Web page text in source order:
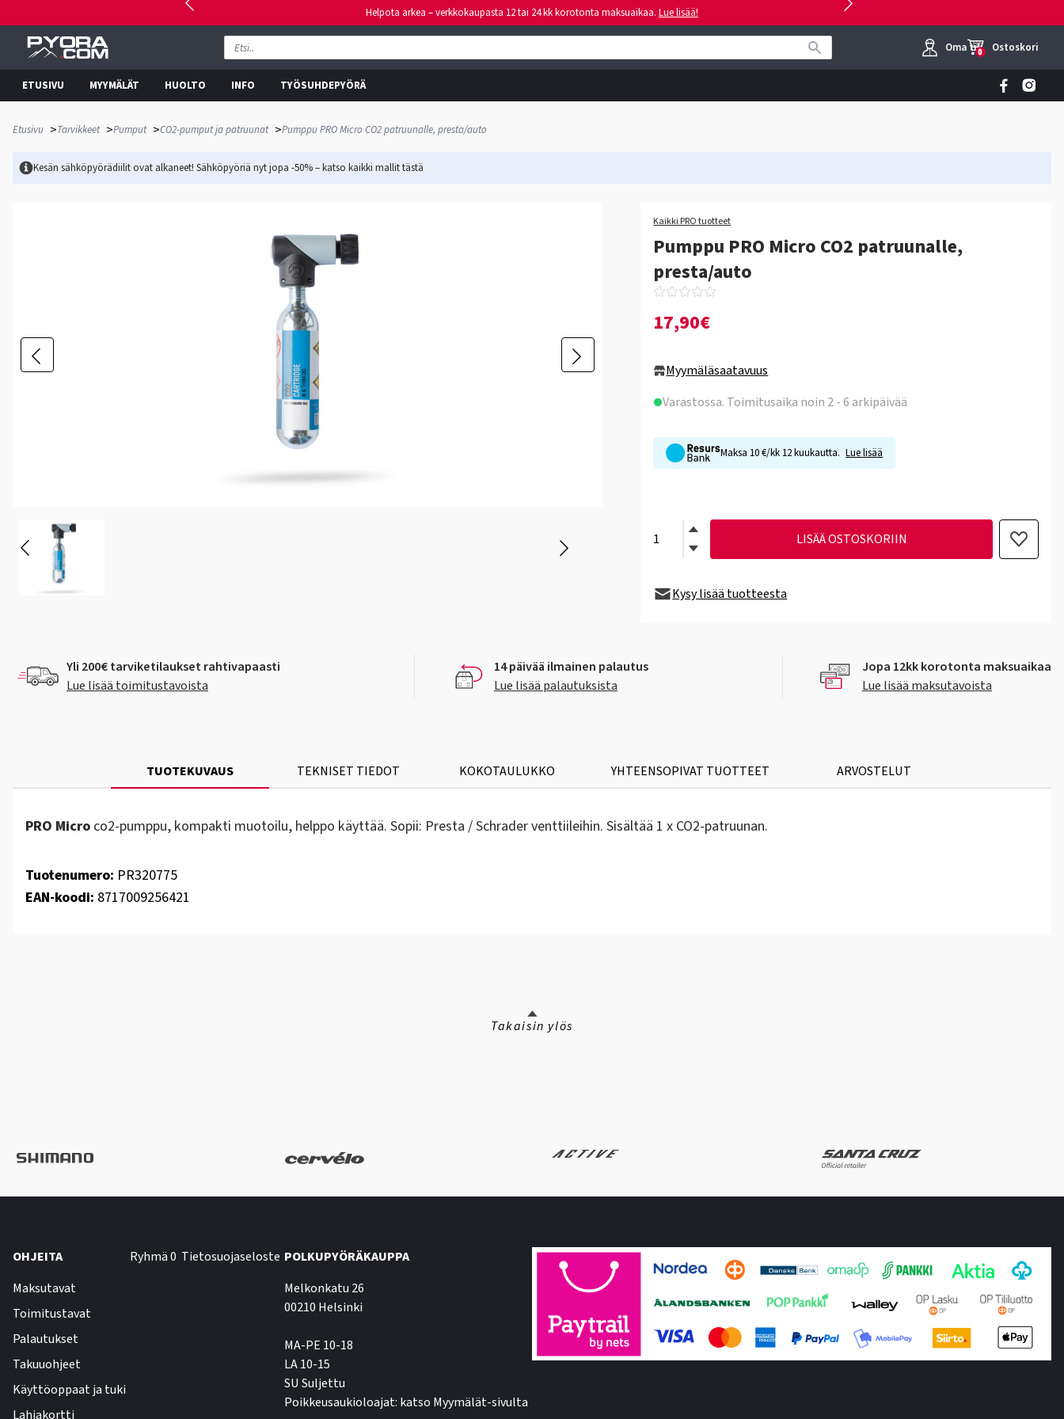
Helpota arkea – verkkokaupasta 12 tai 24 kk korotonta maksuaikaa. Lue lisää!
Oma tili
0 Ostoskori
ETUSIVU MYYMÄLÄT HUOLTO INFO TYÖSUHDEPYÖRÄ
Etusivu >Tarvikkeet >Pumput >CO2-pumput ja patruunat >Pumppu PRO Micro CO2 patruunalle, presta/auto
Kesän sähköpyörädiilit ovat alkaneet! Sähköpyöriä nyt jopa -50% – katso kaikki mallittästä
Kaikki PRO tuotteet
Pumppu PRO Micro CO2 patruunalle,
presta/auto
17,90€
Myymäläsaatavuus
Varastossa. Toimitusaika noin 2 - 6 arkipäivää
Maksa 10 €/kk 12 kuukautta. Lue lisää
LISÄÄ OSTOSKORIIN
Kysy lisää tuotteesta
Yli 200€ tarviketilaukset rahtivapaasti
Lue lisää toimitustavoista
14 päivää ilmainen palautus
Lue lisää palautuksista
Jopa 12kk korotonta maksuaikaa
Lue lisää maksutavoista
TUOTEKUVAUS TEKNISET TIEDOT KOKOTAULUKKO YHTEENSOPIVAT TUOTTEET ARVOSTELUT
PRO Micro co2-pumppu, kompakti muotoilu, helppo käyttää. Sopii: Presta / Schrader venttiileihin. Sisältää 1 x CO2-patruunan.
Tuotenumero: PR320775
EAN-koodi: 8717009256421
Takaisin ylös
OHJEITA
Maksutavat
Toimitustavat
Palautukset
Takuuohjeet
Käyttöoppaat ja tuki
Lahjakortti
Ryhmä 0 Tietosuojaseloste POLKUPYÖRÄKAUPPA
Melkonkatu 26
00210 Helsinki
MA-PE 10-18
LA 10-15
SU Suljettu
Poikkeusaukioloajat: katso Myymälät-sivulta